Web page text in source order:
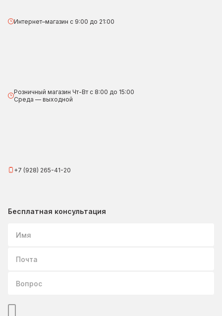
Интернет–магазин с 9:00 до 21:00
Розничный магазин Чт-Вт с 8:00 до 15:00
Среда — выходной
+7 (928) 265-41-20
Бесплатная консультация